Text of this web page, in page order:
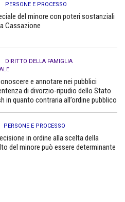
PERSONE E PROCESSO
del minore con poteri sostanziali
Cassazione
DIRITTO DELLA FAMIGLIA
e annotare nei pubblici
di divorzio-ripudio dello Stato
in quanto contraria all’ordine pubblico
PERSONE E PROCESSO
in ordine alla scelta della
del minore può essere determinante